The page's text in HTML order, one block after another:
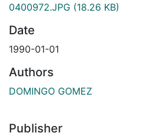
0400972.JPG (18.26 KB)
Date
1990-01-01
Authors
DOMINGO GOMEZ
Publisher